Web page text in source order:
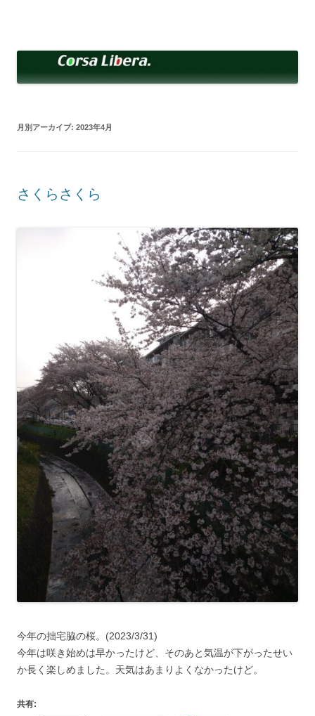
へ
ッ
月別アーカイブ: 2023年4月
さくらさくら
今年の拙宅脇の桜。(2023/3/31)
今年は咲き始めは早かったけど、そのあと気温が下がったせい
か長く楽しめました。天気はあまりよくなかったけど。
共有: